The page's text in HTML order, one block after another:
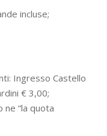
incluse;
Ingresso Castello
€ 3,00;
“la quota